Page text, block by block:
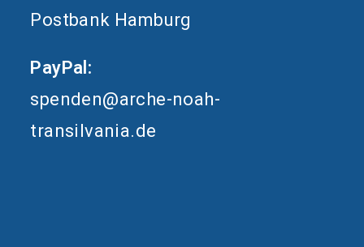
Postbank Hamburg
PayPal:
spenden@arche-noah-
transilvania.de